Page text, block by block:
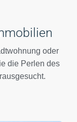
oder
die Perlen des